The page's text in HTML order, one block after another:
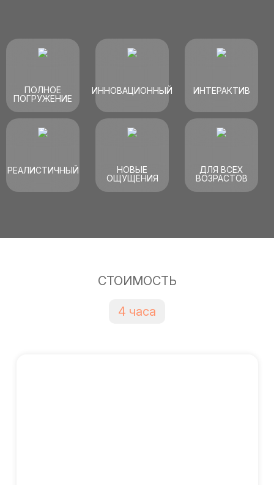
ПОЛНОЕ
ПОГРУЖЕНИЕ
ИННОВАЦИОННЫЙ ИНТЕРАКТИВ
РЕАЛИСТИЧНЫЙ
НОВЫЕ
ОЩУЩЕНИЯ
ДЛЯ ВСЕХ
ВОЗРАСТОВ
СТОИМОСТЬ
4 часа